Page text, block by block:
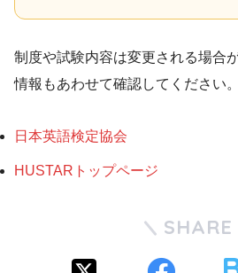
制度や試験内容は変更される場合
情報もあわせて確認してください。
日本英語検定協会
HUSTARトップページ
SHARE